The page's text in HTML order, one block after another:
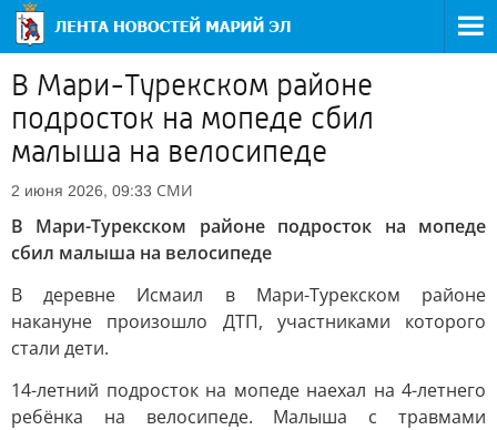
В Мари-Турекском районе
подросток на мопеде сбил
малыша на велосипеде
2 июня 2026, 09:33 СМИ
В Мари-Турекском районе подросток на мопеде
сбил малыша на велосипеде
В деревне Исмаил в Мари-Турекском районе
накануне произошло ДТП, участниками которого
стали дети.
14-летний подросток на мопеде наехал на 4-летнего
ребёнка на велосипеде. Малыша с травмами